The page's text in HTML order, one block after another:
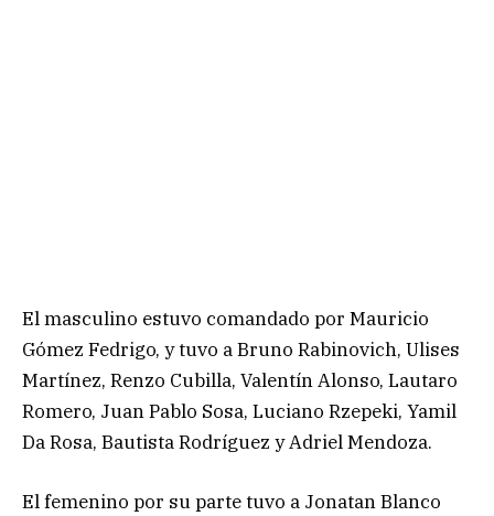
El masculino estuvo comandado por Mauricio
Gómez Fedrigo, y tuvo a Bruno Rabinovich, Ulises
Martínez, Renzo Cubilla, Valentín Alonso, Lautaro
Romero, Juan Pablo Sosa, Luciano Rzepeki, Yamil
Da Rosa, Bautista Rodríguez y Adriel Mendoza.
El femenino por su parte tuvo a Jonatan Blanco